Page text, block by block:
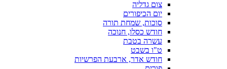
צום גדליה
יום הכיפורים
סוכות, שמחת תורה
חודש כסלו, חנוכה
עשרה בטבת
ט"ו בשבט
חודש אדר, ארבעת הפרשיות